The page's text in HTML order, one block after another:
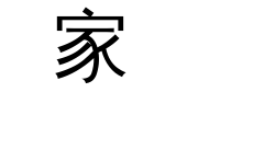
家